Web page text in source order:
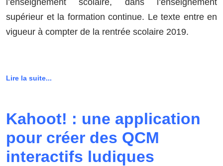
supérieur et la formation continue. Le texte entre en
vigueur à compter de la rentrée scolaire 2019.
Lire la suite...
Kahoot! : une application
pour créer des QCM
interactifs ludiques